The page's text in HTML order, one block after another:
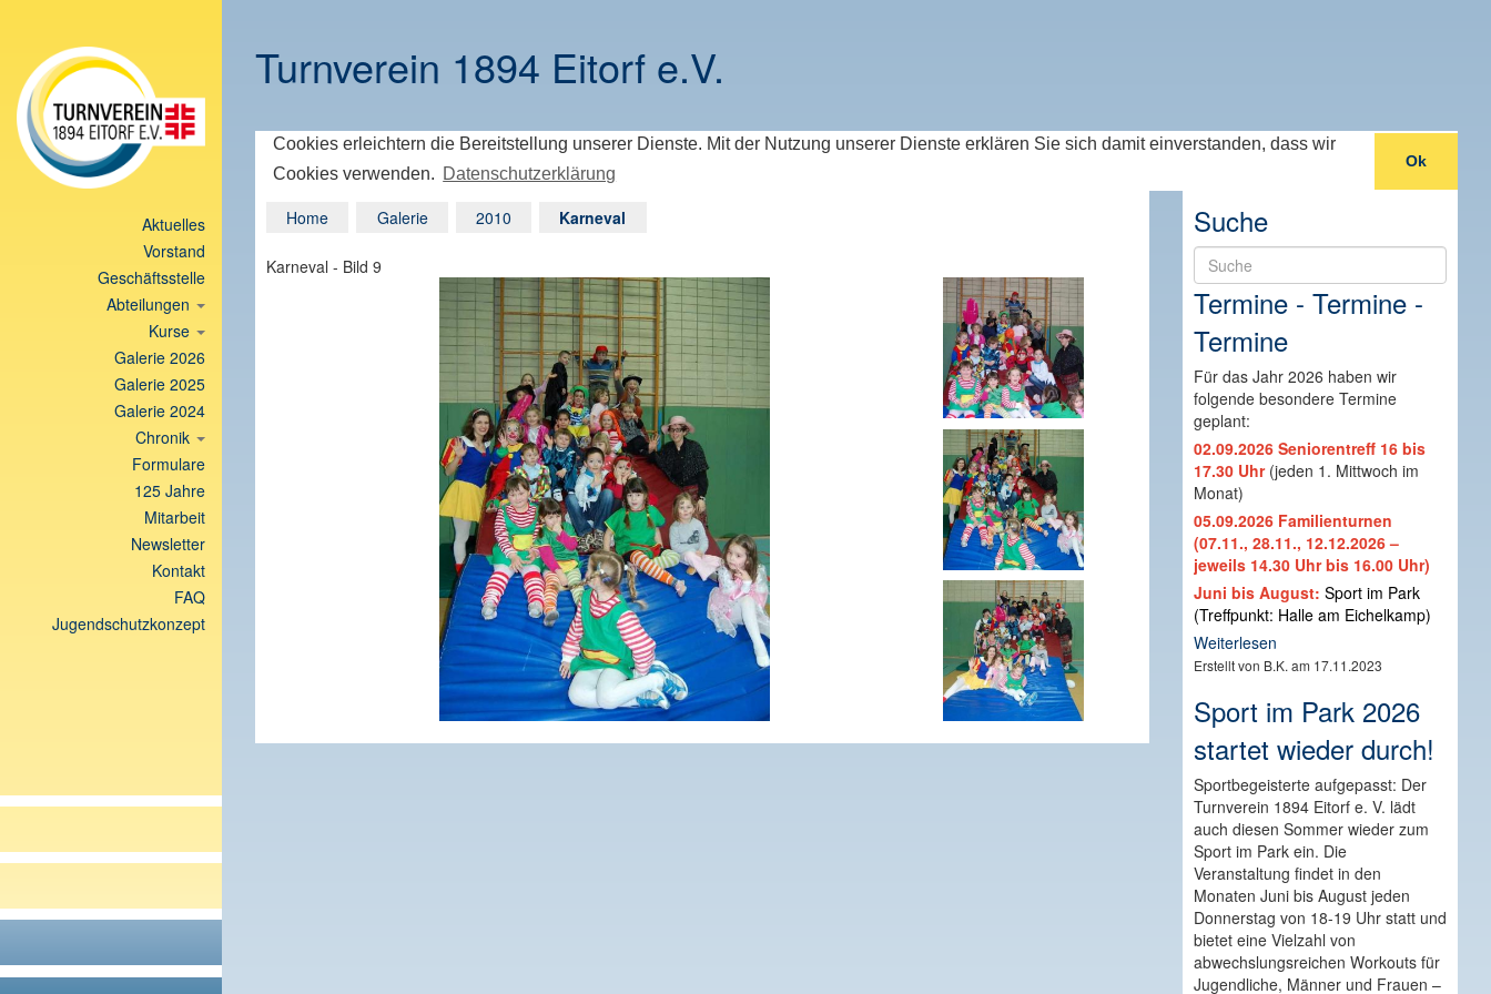
Aktuelles
Vorstand
Geschäftsstelle
Abteilungen
Kurse
Galerie 2026
Galerie 2025
Galerie 2024
Chronik
Formulare
125 Jahre
Mitarbeit
Newsletter
Kontakt
FAQ
Jugendschutzkonzept
Turnverein 1894 Eitorf e.V.
Cookies erleichtern die Bereitstellung unserer Dienste. Mit der Nutzung unserer Dienste erklären Sie sich damit einverstanden, dass wir
Cookies verwenden. Datenschutzerklärung
Ok
Home Galerie 2010 Karneval
Karneval - Bild 9
Suche
Termine - Termine -
Termine
Für das Jahr 2026 haben wir
folgende besondere Termine
geplant:
02.09.2026 Seniorentreff 16 bis
17.30 Uhr (jeden 1. Mittwoch im
Monat)
05.09.2026 Familienturnen
(07.11., 28.11., 12.12.2026 –
jeweils 14.30 Uhr bis 16.00 Uhr)
Juni bis August: Sport im Park
(Treffpunkt: Halle am Eichelkamp)
Weiterlesen
Erstellt von B.K. am 17.11.2023
Sport im Park 2026
startet wieder durch!
Sportbegeisterte aufgepasst: Der
Turnverein 1894 Eitorf e. V. lädt
auch diesen Sommer wieder zum
Sport im Park ein. Die
Veranstaltung findet in den
Monaten Juni bis August jeden
Donnerstag von 18-19 Uhr statt und
bietet eine Vielzahl von
abwechslungsreichen Workouts für
Jugendliche, Männer und Frauen –